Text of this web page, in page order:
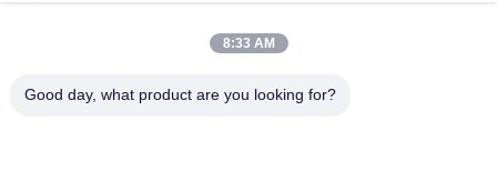
8:33 AM
Good day, what product are you looking for?